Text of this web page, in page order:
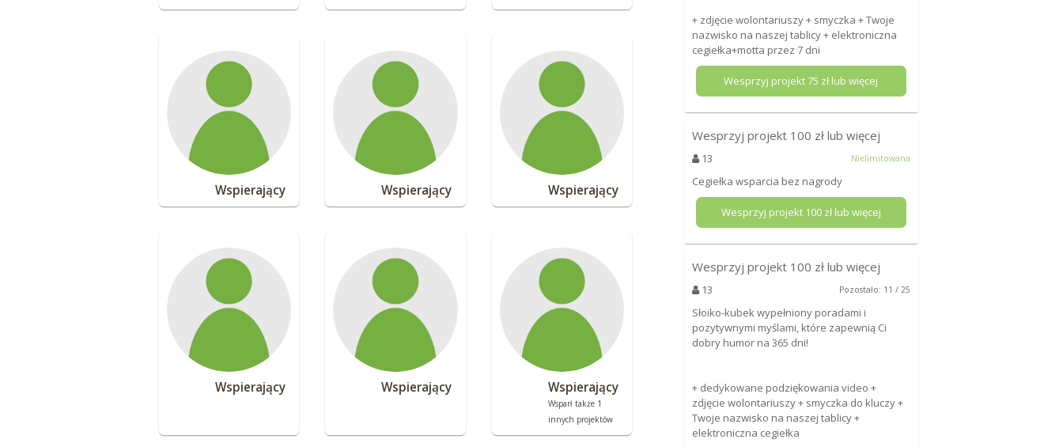
Wspierający Wspierający Wspierający
Wspierający Wspierający Wspierający
Wsparł także 1
innych projektów
+ zdjęcie wolontariuszy + smyczka + Twoje
nazwisko na naszej tablicy + elektroniczna
cegiełka+motta przez 7 dni
Wesprzyj projekt75 zł lub więcej
Wesprzyj projekt 100 zł lub więcej
13 Nielimitowana
Cegiełka wsparcia bez nagrody
Wesprzyj projekt 100zł lub więcej
Wesprzyj projekt 100 zł lub więcej
13 Pozostało: 11 / 25
Słoiko-kubek wypełniony poradami i
pozytywnymi myślami, które zapewnią Ci
dobry humor na 365 dni!
+ dedykowane podziękowania video +
zdjęcie wolontariuszy + smyczka do kluczy +
Twoje nazwisko na naszej tablicy +
elektroniczna cegiełka